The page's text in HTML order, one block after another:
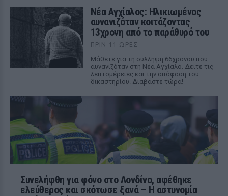
Νέα Αγχίαλος: Ηλικιωμένος
αυνανιζόταν κοιτάζοντας
13χρονη από το παράθυρό του
ΠΡΙΝ 11 ΏΡΕΣ
Μάθετε για τη σύλληψη 66χρονου που
αυνανιζόταν στη Νέα Αγχίαλο. Δείτε τις
λεπτομέρειες και την απόφαση του
δικαστηρίου. Διαβάστε τώρα!
Συνελήφθη για φόνο στο Λονδίνο, αφέθηκε
ελεύθερος και σκότωσε ξανά – Η αστυνομία